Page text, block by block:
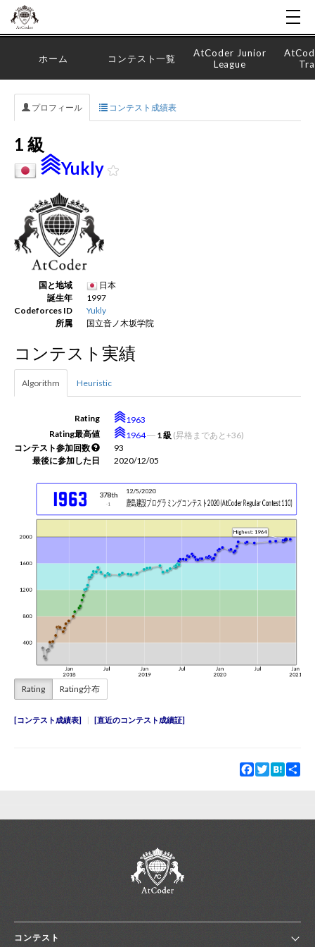
新規登録
ホーム コンテスト一覧
AtCoder Junior
League
プロフィール コンテスト成績表
1 級
Yukly
国と地域
日本
誕生年
1997
Codeforces ID
Yukly
所属
国立音ノ木坂学院
コンテスト実績
Algorithm Heuristic
Rating
1963
Rating最高値
1964― 1 級 (昇格まであと+36)
コンテスト参加回数
93
最後に参加した日
2020/12/05
Rating Rating分布
コンテスト成績表 直近のコンテスト成績証
Facebook
TwitterHatena
コンテスト